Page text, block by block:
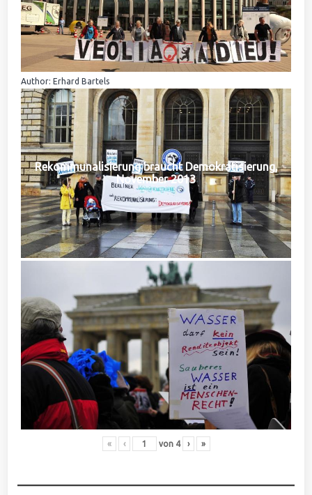
Author: Erhard Bartels
Rekommunalisierung braucht Demokratisierung,
November 2013
« ‹ von 4 › »